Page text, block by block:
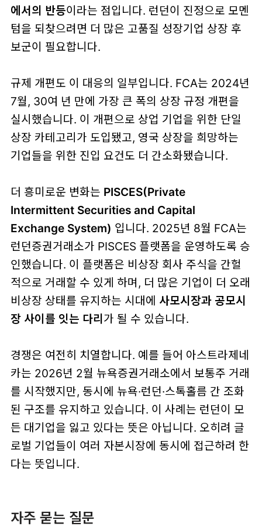
에서의 반등이라는 점입니다. 런던이 진정으로 모멘
텀을 되찾으려면 더 많은 고품질 성장기업 상장 후
보군이 필요합니다.
규제 개편도 이 대응의 일부입니다. FCA는 2024년
7월, 30여 년 만에 가장 큰 폭의 상장 규정 개편을
실시했습니다. 이 개편으로 상업 기업을 위한 단일
상장 카테고리가 도입됐고, 영국 상장을 희망하는
기업들을 위한 진입 요건도 더 간소화됐습니다.
더 흥미로운 변화는 PISCES(Private
Intermittent Securities and Capital
Exchange System) 입니다. 2025년 8월 FCA는
런던증권거래소가 PISCES 플랫폼을 운영하도록 승
인했습니다. 이 플랫폼은 비상장 회사 주식을 간헐
적으로 거래할 수 있게 하며, 더 많은 기업이 더 오래
비상장 상태를 유지하는 시대에 사모시장과 공모시
장 사이를 잇는 다리 가 될 수 있습니다.
경쟁은 여전히 치열합니다. 예를 들어 아스트라제네
카는 2026년 2월 뉴욕증권거래소에서 보통주 거래
를 시작했지만, 동시에 뉴욕·런던·스톡홀름 간 조화
된 구조를 유지하고 있습니다. 이 사례는 런던이 모
든 대기업을 잃고 있다는 뜻은 아닙니다. 오히려 글
로벌 기업들이 여러 자본시장에 동시에 접근하려 한
다는 뜻입니다.
자주 묻는 질문